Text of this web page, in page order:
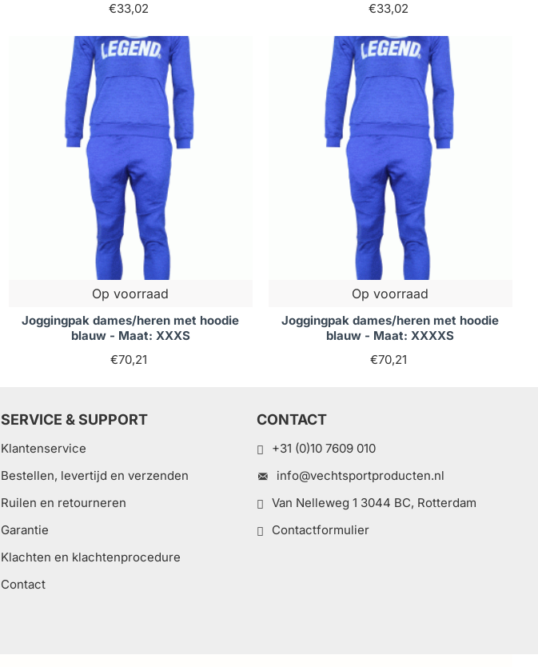
€33,02
€33,02
Op voorraad
Joggingpak dames/heren met hoodie
blauw - Maat: XXXS
€70,21
Op voorraad
Joggingpak dames/heren met hoodie
blauw - Maat: XXXXS
€70,21
SERVICE & SUPPORT
Klantenservice
Bestellen, levertijd en verzenden
Ruilen en retourneren
Garantie
Klachten en klachtenprocedure
Contact
CONTACT
+31 (0)10 7609 010
info@vechtsportproducten.nl
Van Nelleweg 1 3044 BC, Rotterdam
Contactformulier